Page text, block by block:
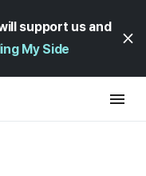
support us and
My Side